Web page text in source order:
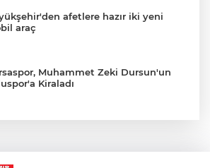
afetlere hazır iki yeni
araç
Muhammet Zeki Dursun'un
Kiraladı